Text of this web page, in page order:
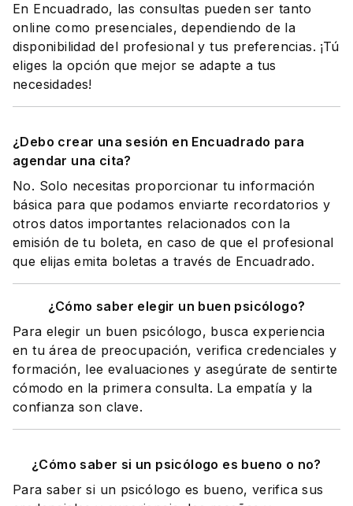
En Encuadrado, las consultas pueden ser tanto
online como presenciales, dependiendo de la
disponibilidad del profesional y tus preferencias. ¡Tú
eliges la opción que mejor se adapte a tus
necesidades!
¿Debo crear una sesión en Encuadrado para
agendar una cita?
No. Solo necesitas proporcionar tu información
básica para que podamos enviarte recordatorios y
otros datos importantes relacionados con la
emisión de tu boleta, en caso de que el profesional
que elijas emita boletas a través de Encuadrado.
¿Cómo saber elegir un buen psicólogo?
Para elegir un buen psicólogo, busca experiencia
en tu área de preocupación, verifica credenciales y
formación, lee evaluaciones y asegúrate de sentirte
cómodo en la primera consulta. La empatía y la
confianza son clave.
¿Cómo saber si un psicólogo es bueno o no?
Para saber si un psicólogo es bueno, verifica sus